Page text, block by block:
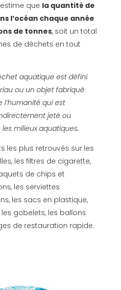
que la quantité de
l’océan chaque année
de tonnes, soit un total
de déchets en tout
aquatique est défini
ou un objet fabriqué
l’humanité qui est
jeté ou
milieux aquatiques.
les plus retrouvés sur les
les filtres de cigarette,
de chips et
les serviettes
les sacs en plastique,
gobelets, les ballons
de restauration rapide.